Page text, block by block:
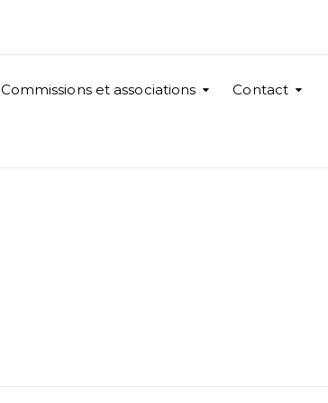
Commissions et associations Contact